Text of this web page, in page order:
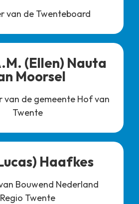
van de Twenteboard
(Ellen) Nauta
Moorsel
van de gemeente Hof van
Twente
Haafkes
Bouwend Nederland
Regio Twente